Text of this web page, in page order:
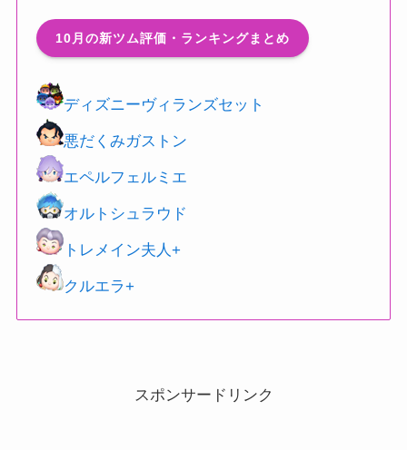
10月の新ツム評価・ランキングまとめ
ディズニーヴィランズセット
悪だくみガストン
エペルフェルミエ
オルトシュラウド
トレメイン夫人+
クルエラ+
スポンサードリンク